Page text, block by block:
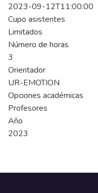
2023-09-12T11:00:00
Cupo asistentes
Limitados
Número de horas
3
Orientador
UR-EMOTION
Opciones académicas
Profesores
Año
2023